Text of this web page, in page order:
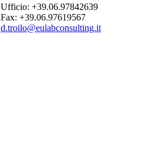
Ufficio: +39.06.97842639
Fax: +39.06.97619567
d.troilo@eulabconsulting.it